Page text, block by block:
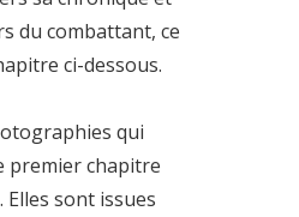
du combattant, ce
ci-dessous.
qui
premier chapitre
sont issues